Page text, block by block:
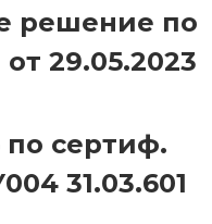
решение по
29.05.2023
сертиф.
31.03.601